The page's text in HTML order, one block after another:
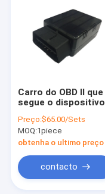
Carro do OBD II que
segue o dispositivo
OGT01 de GPS do
reboque da taxa
mensal
Preço:$65.00/Sets
MOQ:1piece
obtenha o ultimo preço
contacto